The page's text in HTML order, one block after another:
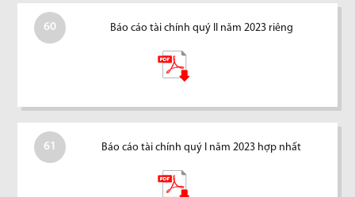
60 Báo cáo tài chính quý II năm 2023 riêng
61 Báo cáo tài chính quý I năm 2023 hợp nhất